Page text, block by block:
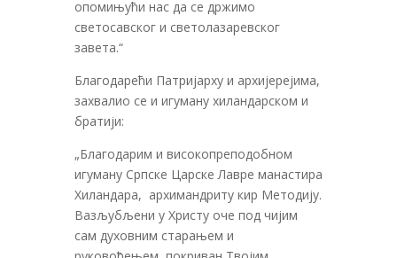
опомињући нас да се држимо
светосавског и светолазаревског
завета.“
Благодарећи Патријарху и архијерејима,
захвалио се и игуману хиландарском и
братији:
„Благодарим и високопреподобном
игуману Српске Царске Лавре манастира
Хиландара, архимандриту кир Методију.
Вазљубљени у Христу оче под чијим
сам духовним старањем и